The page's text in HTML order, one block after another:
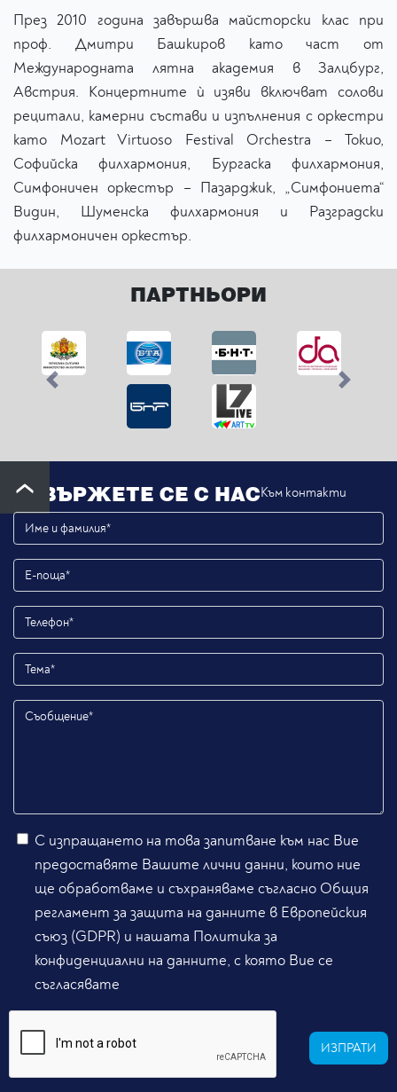
През 2010 година завършва майсторски клас при
проф. Дмитри Башкиров като част от
Международната лятна академия в Залцбург,
Австрия. Концертните ѝ изяви включват солови
рецитали, камерни състави и изпълнения с оркестри
като Mozart Virtuoso Festival Orchestra – Токио,
Софийска филхармония, Бургаска филхармония,
Симфоничен оркестър – Пазарджик, „Симфониета“
Видин, Шуменска филхармония и Разградски
филхармоничен оркестър.
ПАРТНЬОРИ
Previous Next
СВЪРЖЕТЕ СЕ С НАСКъм контакти
С изпращането на това запитване към нас Вие
предоставяте Вашите лични данни, които ние
ще обработваме и съхраняваме съгласно Общия
регламент за защита на данните в Европейския
съюз (GDPR) и нашата Политика за
конфиденциални на данните, с която Вие се
съгласявате
ИЗПРАТИ